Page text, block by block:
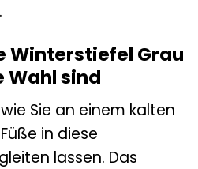
Winterstiefel Grau
Wahl sind
Sie an einem kalten
in diese
lassen. Das